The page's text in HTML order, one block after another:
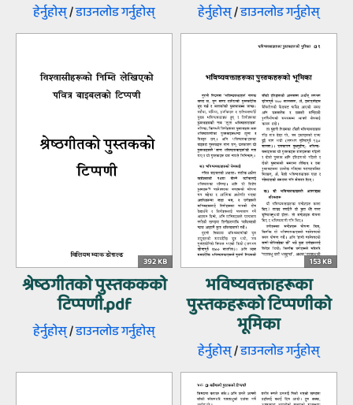
हेर्नुहोस्‌/डाउनलोड गर्नुहोस्‌ हेर्नुहोस्‌/डाउनलोड गर्नुहोस्‌
392 KB
श्रेष्‍ठगीतको पुस्‍तककको
टिप्‍पणी.pdf
हेर्नुहोस्‌/डाउनलोड गर्नुहोस्‌
153 KB
भविष्‍यवक्ताहरूका
पुस्‍तकहरूको टिप्‍पणीको
भूमिका
हेर्नुहोस्‌/डाउनलोड गर्नुहोस्‌